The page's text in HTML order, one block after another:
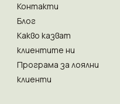
Контакти
Блог
Какво казват
клиентите ни
Програма за лоялни
клиенти